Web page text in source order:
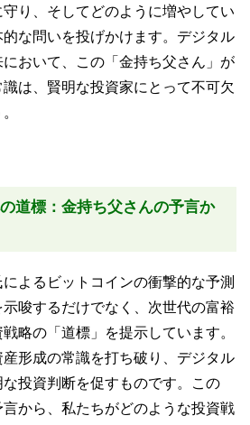
り、そしてどのように増やしてい
的な問いを投げかけます。デジタル
おいて、この「金持ち父さん」が
は、賢明な投資家にとって不可欠
道標：金持ち父さんの予言か
よるビットコインの衝撃的な予測
唆するだけでなく、次世代の富裕
略の「道標」を提示しています。
形成の常識を打ち破り、デジタル
投資判断を促すものです。この
言から、私たちがどのような投資戦